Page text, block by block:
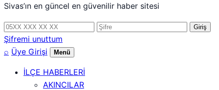
Sivas’ın en güncel en güvenilir haber sitesi
Telefon
numarası
Şifre Giriş
Şifremi unuttum
⌕ Üye Girişi Menü
İLÇE HABERLERİ
AKINCILAR